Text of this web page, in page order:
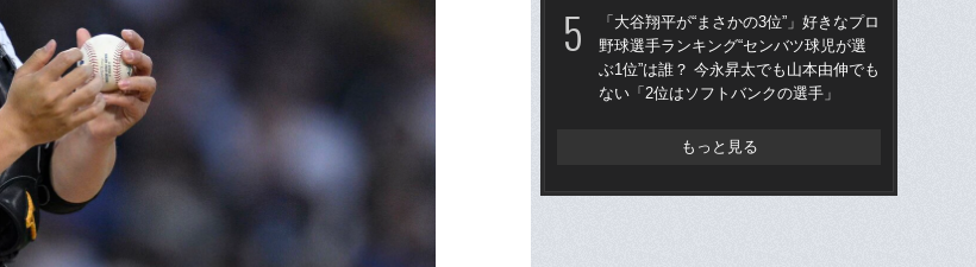
「大谷翔平が“まさかの3位”」好きなプロ
野球選手ランキング“センバツ球児が選
ぶ1位”は誰？ 今永昇太でも山本由伸でも
ない「2位はソフトバンクの選手」
もっと見る